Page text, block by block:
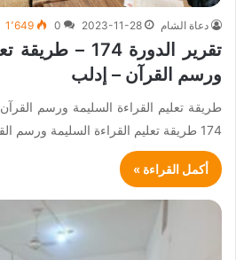
دعاة الشام 2023-11-28
0 1٬649
تقرير الدورة
ورسم القرآن – إدلب
طريقة تعليم القراءة السليمة ورسم
174 طريقة تعليم القراءة السليمة ورسم القرآن – إدلب…
أكمل القراءة »